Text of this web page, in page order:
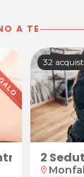
A TE
o
32
2
location_on